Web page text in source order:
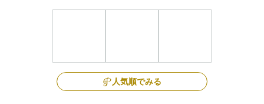
人気順でみる